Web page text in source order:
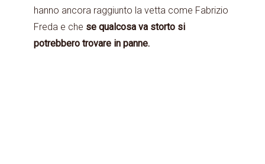
hanno ancora raggiunto la vetta come Fabrizio
Freda e che se qualcosa va storto si
potrebbero trovare in panne.